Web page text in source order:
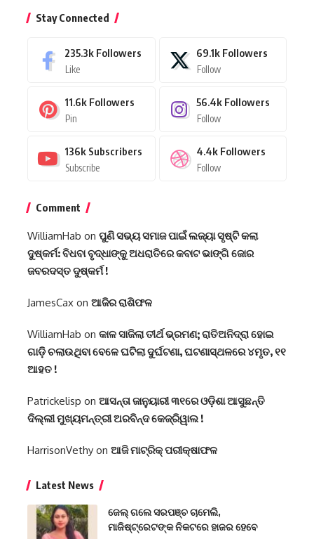
Stay Connected
235.3k Followers
Like
69.1k Followers
Follow
11.6k Followers
Pin
56.4k Followers
Follow
136k Subscribers
Subscribe
4.4k Followers
Follow
Comment
WilliamHab on ପୁଣି ସଭ୍ୟ ସମାଜ ପାଇଁ ଲଜ୍ୟା ସୃଷ୍ଟି କଲା
ଦୁଷ୍କର୍ମ: ବିଧବା ବୃଦ୍ଧାଙ୍କୁ ଅଧରାତିରେ କବାଟ ଭାଙ୍ଗି ଜୋର
ଜବରଦସ୍ତ ଦୁଷ୍କର୍ମ !
JamesCax on ଆଜିର ରାଶିଫଳ
WilliamHab on କାଳ ସାଜିଲା ତୀର୍ଥ ଭ୍ରମଣ; ରାତିଅନିଦ୍ରା ହୋଇ
ଗାଡ଼ି ଚଲାଉଥିବା ବେଳେ ଘଟିଲା ଦୁର୍ଘଟଣା, ଘଟଣାସ୍ଥଳରେ ୪ମୃତ, ୧୧
ଆହତ !
Patrickelisp on ଆସନ୍ତା ଜାନୁୟାରୀ ୩୧ରେ ଓଡ଼ିଶା ଆସୁଛନ୍ତି
ଦିଲ୍ଲୀ ମୁଖ୍ୟମନ୍ତ୍ରୀ ଅରବିନ୍ଦ କେଜ୍ରିୱାଲ !
HarrisonVethy on ଆଜି ମାଟ୍ରିକ୍ ପରୀକ୍ଷାଫଳ
Latest News
ଜେଲ୍ ଗଲେ ସରପଞ୍ଚ ଚାମେଲି,
ମାଜିଷ୍ଟ୍ରେଟଙ୍କ ନିକଟରେ ହାଜର ହେବେ